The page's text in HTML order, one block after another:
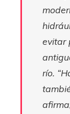
evitar
río.